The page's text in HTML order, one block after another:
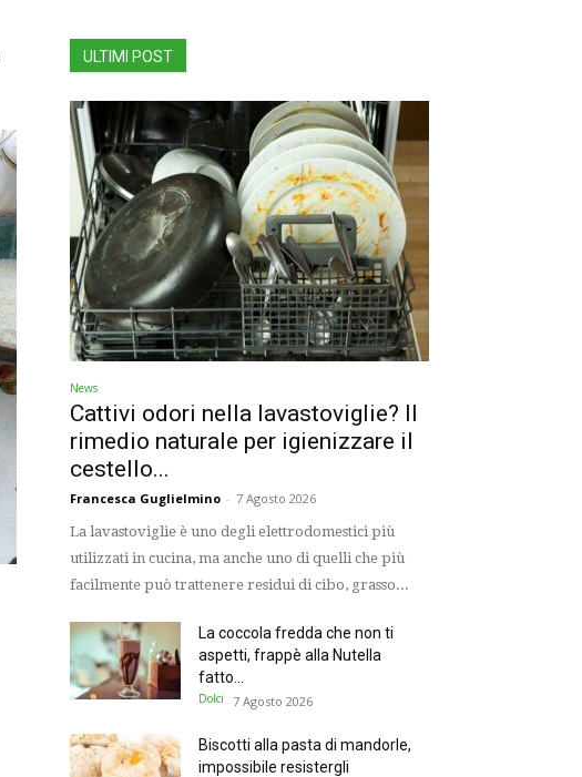
ULTIMI POST
News
Cattivi odori nella lavastoviglie? Il
rimedio naturale per igienizzare il
cestello...
Francesca Guglielmino - 7 Agosto 2026
La lavastoviglie è uno degli elettrodomestici più
utilizzati in cucina, ma anche uno di quelli che più
facilmente può trattenere residui di cibo, grasso...
La coccola fredda che non ti
aspetti, frappè alla Nutella
fatto...
Dolci 7 Agosto 2026
Biscotti alla pasta di mandorle,
impossibile resistergli